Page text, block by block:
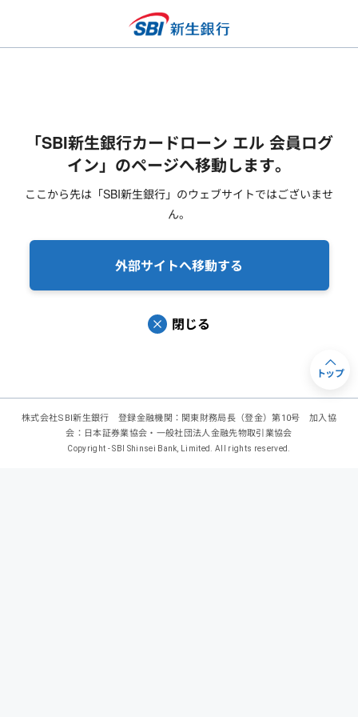
「SBI新生銀行カードローン エル 会員ログ
イン」のページへ移動します。
ここから先は「SBI新生銀行」のウェブサイトではございませ
ん。
外部サイトへ移動する
閉じる
株式会社SBI新生銀行 登録金融機関：関東財務局長（登金）第10号 加入協
会：日本証券業協会・一般社団法人金融先物取引業協会
Copyright - SBI Shinsei Bank, Limited. All rights reserved.
トップ